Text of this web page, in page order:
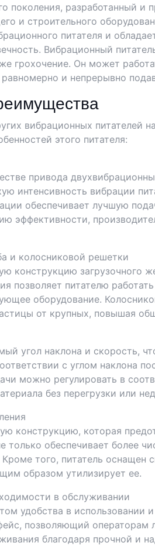
поколения, разработанный и
и строительного
питателя и
Вибрационный
грохочение. Он может
и непрерывно
вибрационных питателей
этого питателя:
привода
интенсивность вибрации
обеспечивает лучшую
эффективности,
и колосниковой решетки
конструкцию загрузочного
позволяет питателю
оборудование.
от крупных, повышая
угол наклона и скорость,
с углом наклона
можно регулировать в
без перегрузки или
конструкцию, которая
только обеспечивает более
того, питатель оснащен
образом утилизирует ее.
в обслуживании
удобства в
позволяющий операторам
благодаря прочной и